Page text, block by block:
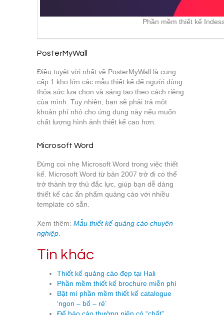
Phần mềm thiết kế
PosterMyWall
Điều tuyệt vời nhất về PosterMyWall là cung
cấp 1 kho lớn các mẫu thiết kế để người dùng
thỏa sức lựa chọn và sáng tạo theo cách riêng
của mình. Tuy nhiên, bạn sẽ phải trả một
khoản phí nhỏ cho ứng dụng này nếu muốn
chất lượng hình ảnh thiết kế cao hơn.
Microsoft Word
Đừng coi nhẹ Microsoft Word trong việc thiết
kế. Microsoft Word từ bản 2007 trở đi có thể
trở thành trợ thủ đắc lực, giúp bạn dễ dàng
thiết kế các ấn phẩm quảng cáo với nhiều
template có sẵn.
Xem thêm: Mẫu thiết kế quảng cáo chuyên
nghiệp
Tin khác
Thiết kế quảng cáo đẹp tại Hali
Phần mềm thiết kế brochure miễn phí
Bật mí phần mềm thiết kế catalogue
‘ngon – bổ – rẻ’